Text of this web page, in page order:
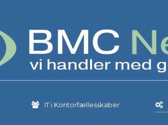
IT i Kontorfællesskaber